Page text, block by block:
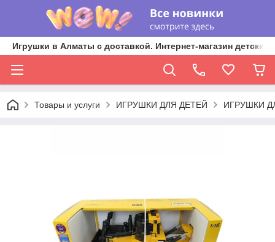
Игрушки в Алматы с доставкой. Интернет-магазин
Товары и услуги ИГРУШКИ ДЛЯ ДЕТЕЙ ИГРУШКИ